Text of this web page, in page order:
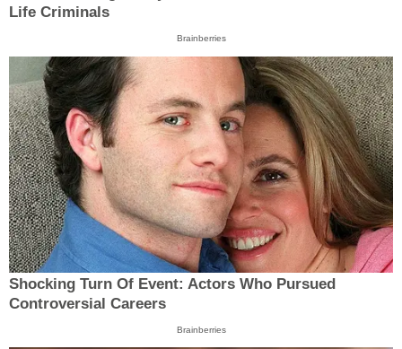
Life Criminals
Brainberries
Shocking Turn Of Event: Actors Who Pursued
Controversial Careers
Brainberries